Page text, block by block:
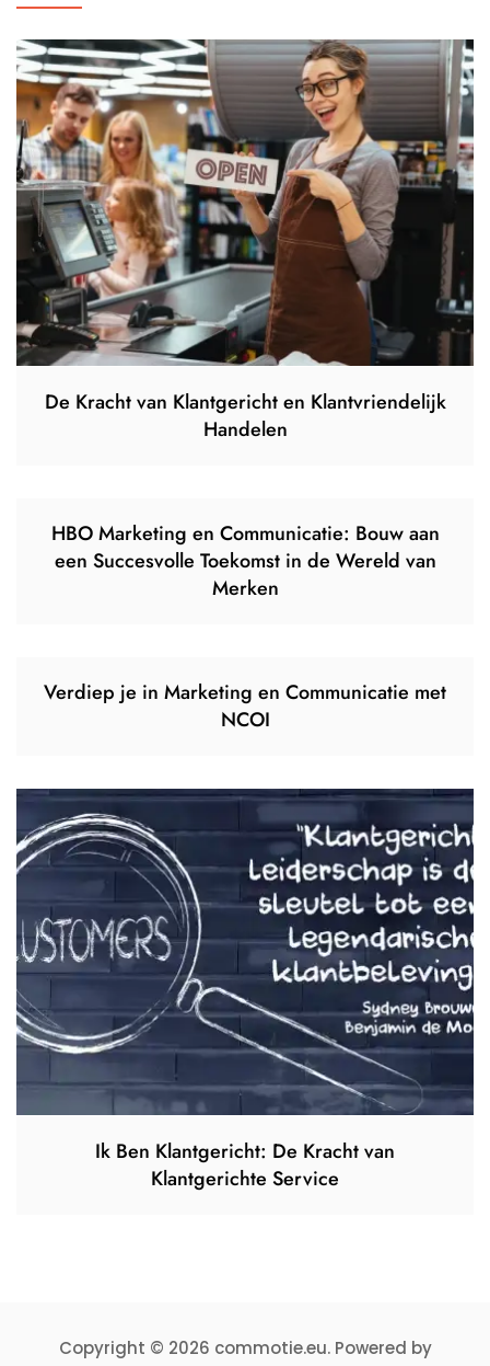
De Kracht van Klantgericht en Klantvriendelijk
Handelen
HBO Marketing en Communicatie: Bouw aan
een Succesvolle Toekomst in de Wereld van
Merken
Verdiep je in Marketing en Communicatie met
NCOI
Ik Ben Klantgericht: De Kracht van
Klantgerichte Service
Copyright © 2026 commotie.eu. Powered by